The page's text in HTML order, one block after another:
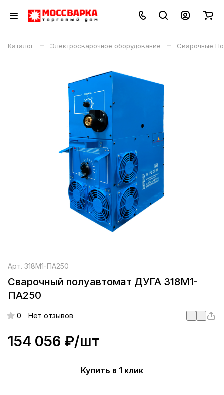
Каталог – Электросварочное оборудование – Сварочные
Арт. 318М1-ПА250
Сварочный полуавтомат ДУГА 318М1-
ПА250
0 Нет отзывов
154 056 ₽/шт
Купить в 1 клик